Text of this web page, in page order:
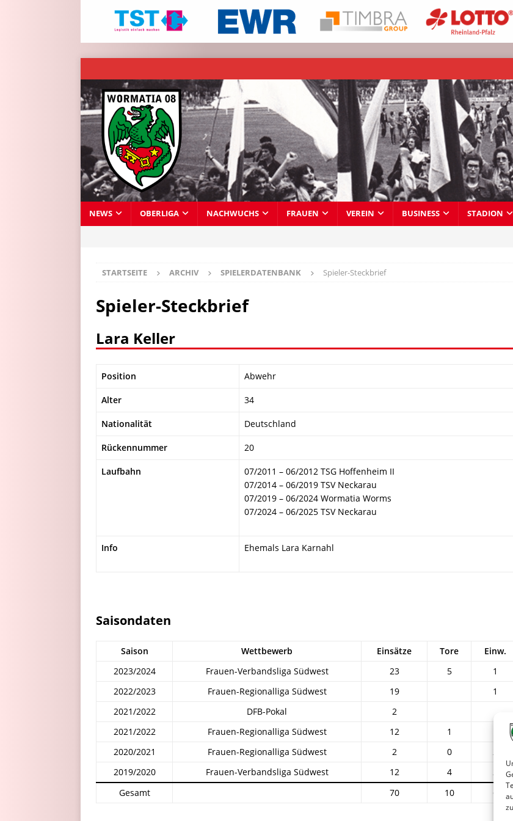
NEWS OBERLIGA NACHWUCHS FRAUEN VEREIN BUSINESS STADION
STARTSEITE ARCHIV SPIELERDATENBANK Spieler-Steckbrief
Spieler-Steckbrief
Lara Keller
Position Abwehr
Alter 34
Nationalität Deutschland
Rückennummer 20
Laufbahn
07/2011 – 06/2012 TSG Hoffenheim II
07/2014 – 06/2019 TSV Neckarau
07/2019 – 06/2024 Wormatia Worms
07/2024 – 06/2025 TSV Neckarau
Info Ehemals Lara Karnahl
Saisondaten
Saison Wettbewerb Einsätze Tore Einw.
2023/2024
Frauen-Verbandsliga Südwest 23 5 1
2022/2023
Frauen-Regionalliga Südwest 19 1
2021/2022
DFB-Pokal 2
2021/2022
Frauen-Regionalliga Südwest 12 1
2020/2021
Frauen-Regionalliga Südwest 2 0 2
2019/2020
Frauen-Verbandsliga Südwest 12 4 2
Gesamt
70 10 6